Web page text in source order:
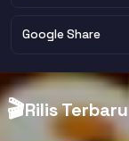
Google Share
🎬Rilis Terbaru